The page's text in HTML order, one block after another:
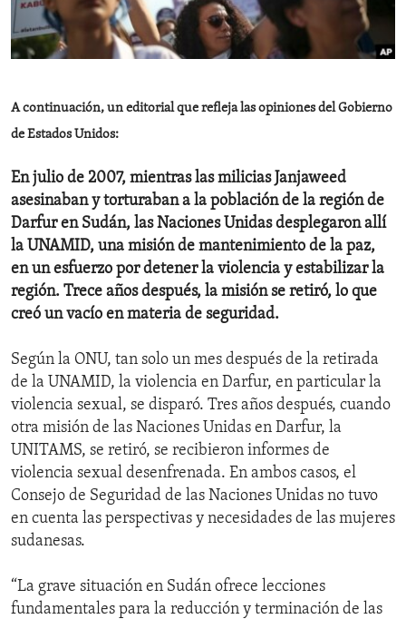
ENVIRONMENT AND HEALTH
IDEALS AND INSTITUTIONS
A continuación, un editorial que refleja las opiniones del Gobierno
de Estados Unidos:
En julio de 2007, mientras las milicias Janjaweed
asesinaban y torturaban a la población de la región de
Darfur en Sudán, las Naciones Unidas desplegaron allí
la UNAMID, una misión de mantenimiento de la paz,
en un esfuerzo por detener la violencia y estabilizar la
región. Trece años después, la misión se retiró, lo que
creó un vacío en materia de seguridad.
Según la ONU, tan solo un mes después de la retirada
de la UNAMID, la violencia en Darfur, en particular la
violencia sexual, se disparó. Tres años después, cuando
otra misión de las Naciones Unidas en Darfur, la
UNITAMS, se retiró, se recibieron informes de
violencia sexual desenfrenada. En ambos casos, el
Consejo de Seguridad de las Naciones Unidas no tuvo
en cuenta las perspectivas y necesidades de las mujeres
sudanesas.
“La grave situación en Sudán ofrece lecciones
fundamentales para la reducción y terminación de las